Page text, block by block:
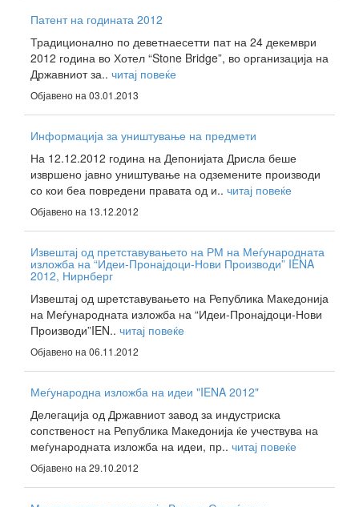
Патент на годината 2012
Традиционално по деветнаесетти пат на 24 декември
2012 година во Хотел “Stone Bridge”, во организација на
Државниот за.. читај повеќе
Објавено на 03.01.2013
Информација за уништување на предмети
На 12.12.2012 година на Депонијата Дрисла беше
извршено јавно уништување на одземените производи
со кои беа повредени правата од и.. читај повеќе
Објавено на 13.12.2012
Извештај од претставувањето на РМ на Меѓународната
изложба на “Идеи-Пронајдоци-Нови Производи” IENA
2012, Нирнберг
Извештај од шретставувањето на Република Македонија
на Меѓународната изложба на “Идеи-Пронајдоци-Нови
Производи”IEN.. читај повеќе
Објавено на 06.11.2012
Меѓународна изложба на идеи "IENA 2012"
Делегација од Државниот завод за индустриска
сопственост на Република Македонија ќе учествува на
меѓународната изложба на идеи, пр.. читај повеќе
Објавено на 29.10.2012